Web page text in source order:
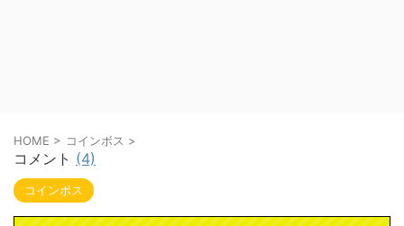
HOME > コインボス >
コメント (4)
コインボス